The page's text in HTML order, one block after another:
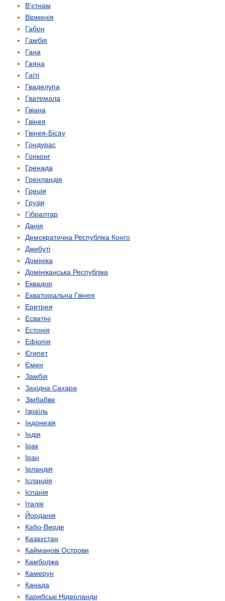
В'єтнам
Вірменія
Габон
Гамбія
Гана
Гаяна
Гаїті
Гваделупа
Гватемала
Гвіана
Гвінея
Гвінея-Бісау
Гондурас
Гонконг
Гренада
Гренландія
Греція
Грузія
Гібралтар
Данія
Демократична Республіка Конго
Джибуті
Домініка
Домініканська Республіка
Еквадор
Екваторіальна Гвінея
Еритрея
Есватіні
Естонія
Ефіопія
Єгипет
Ємен
Замбія
Західна Сахара
Зімбабве
Ізраїль
Індонезія
Індія
Ірак
Іран
Ірландія
Ісландія
Іспанія
Італія
Йорданія
Кабо-Верде
Казахстан
Кайманові Острови
Камбоджа
Камерун
Канада
Карибські Нідерланди